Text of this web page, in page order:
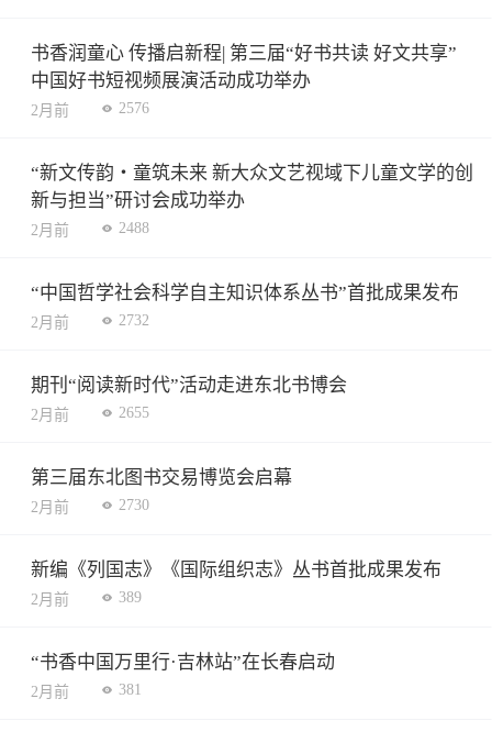
书香润童心 传播启新程| 第三届“好书共读 好文共享”
中国好书短视频展演活动成功举办
2月前 2576
“新文传韵・童筑未来 新大众文艺视域下儿童文学的创
新与担当”研讨会成功举办
2月前 2488
“中国哲学社会科学自主知识体系丛书”首批成果发布
2月前 2732
期刊“阅读新时代”活动走进东北书博会
2月前 2655
第三届东北图书交易博览会启幕
2月前 2730
新编《列国志》《国际组织志》丛书首批成果发布
2月前 389
“书香中国万里行·吉林站”在长春启动
2月前 381